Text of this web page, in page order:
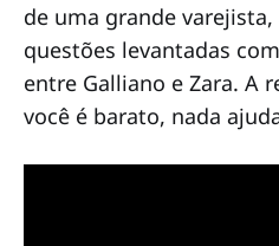
de uma grande
questões levantadas
entre Galliano e Zara. A
você é barato, nada